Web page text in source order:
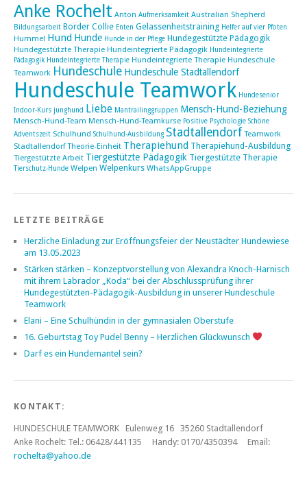
Anke Rochelt Anton Aufmerksamkeit Australian Shepherd
Bildungsarbeit Border Collie Enten Gelassenheitstraining Helfer auf vier Pfoten
Hummel Hund Hunde Hunde in der Pflege Hundegestützte Pädagogik
Hundegestützte Therapie Hundeintegrierte Pädagogik Hundeintegrierte
Pädagogik Hundeintegrierte Therapie Hundeintegrierte Therapie Hundeschule
Teamwork Hundeschule Hundeschule Stadtallendorf
Hundeschule Teamwork Hundesenior
Indoor-Kurs junghund Liebe Mantrailinggruppen Mensch-Hund-Beziehung
Mensch-Hund-Team Mensch-Hund-Teamkurse Positive Psychologie Schöne
Adventszeit Schulhund Schulhund-Ausbildung Stadtallendorf Teamwork
Stadtallendorf Theorie-Einheit Therapiehund Therapiehund-Ausbildung
Tiergestützte Arbeit Tiergestützte Pädagogik Tiergestützte Therapie
Tierschutz-Hunde Welpen Welpenkurs WhatsAppGruppe
LETZTE BEITRÄGE
Herzliche Einladung zur Eröffnungsfeier der Neustädter Hundewiese
am 13.05.2023
Stärken stärken – Konzeptvorstellung von Alexandra Knoch-Harnisch
mit ihrem Labrador „Koda“ bei der Abschlussprüfung ihrer
Hundegestützten-Pädagogik-Ausbildung in unserer Hundeschule
Teamwork
Elani – Eine Schulhündin in der gymnasialen Oberstufe
16. Geburtstag Toy Pudel Benny – Herzlichen Glückwunsch
Darf es ein Hundemantel sein?
KONTAKT:
HUNDESCHULE TEAMWORK Eulenweg 16 35260 Stadtallendorf
Anke Rochelt: Tel.: 06428/441135 Handy: 0170/4350394 Email:
rochelta@yahoo.de